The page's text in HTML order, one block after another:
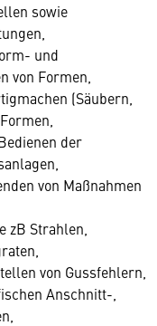
sowie
und
von Formen,
(Säubern,
der
von Maßnahmen
zB Strahlen,
von Gussfehlern,
Anschnitt-,